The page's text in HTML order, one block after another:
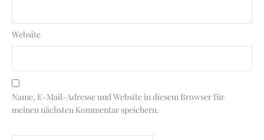
Website
Name, E-Mail-Adresse und Website in diesem Browser für
meinen nächsten Kommentar speichern.